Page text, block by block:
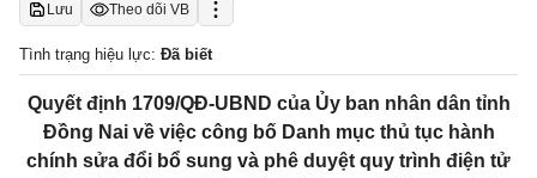
Lưu Theo dõi VB
Tình trạng hiệu lực: Đã biết
Quyết định 1709/QĐ-UBND của Ủy ban nhân dân tỉnh
Đồng Nai về việc công bố Danh mục thủ tục hành
chính sửa đổi bổ sung và phê duyệt quy trình điện tử